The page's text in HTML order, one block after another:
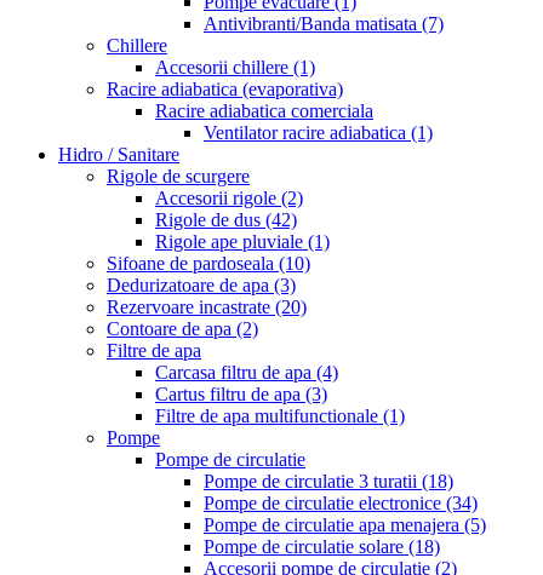
Antivibranti/Banda matisata (7)
Chillere
Accesorii chillere (1)
Racire adiabatica (evaporativa)
Racire adiabatica comerciala
Ventilator racire adiabatica (1)
Hidro / Sanitare
Rigole de scurgere
Accesorii rigole (2)
Rigole de dus (42)
Rigole ape pluviale (1)
Sifoane de pardoseala (10)
Dedurizatoare de apa (3)
Rezervoare incastrate (20)
Contoare de apa (2)
Filtre de apa
Carcasa filtru de apa (4)
Cartus filtru de apa (3)
Filtre de apa multifunctionale (1)
Pompe
Pompe de circulatie
Pompe de circulatie 3 turatii (18)
Pompe de circulatie electronice (34)
Pompe de circulatie apa menajera (5)
Pompe de circulatie solare (18)
Accesorii pompe de circulatie (2)